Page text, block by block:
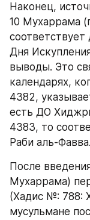
Наконец,
10 Мухаррама
Дня
выводы. Это
календарях,
4382,
есть ДО
4383, то
Раби аль-
После
Мухаррама)
(Хадис №: 788:
мусульмане